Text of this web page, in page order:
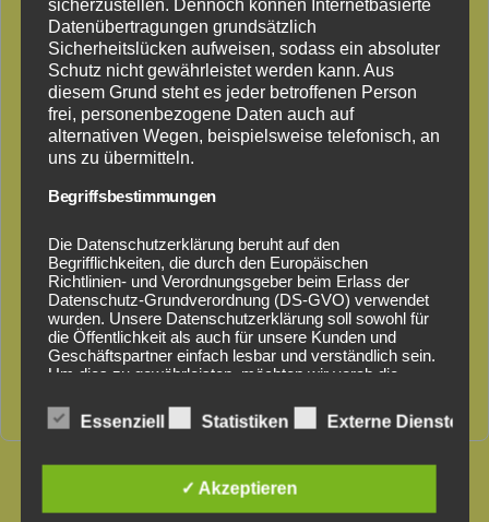
Baumabtragung nach Sturmschaden
noch mehr Referenzen.
sicherzustellen. Dennoch können Internetbasierte
Datenübertragungen grundsätzlich
Sicherheitslücken aufweisen, sodass ein absoluter
Schutz nicht gewährleistet werden kann. Aus
diesem Grund steht es jeder betroffenen Person
frei, personenbezogene Daten auch auf
alternativen Wegen, beispielsweise telefonisch, an
uns zu übermitteln.
Begriffsbestimmungen
Die Datenschutzerklärung beruht auf den
Begrifflichkeiten, die durch den Europäischen
Richtlinien- und Verordnungsgeber beim Erlass der
Datenschutz-Grundverordnung (DS-GVO) verwendet
wurden. Unsere Datenschutzerklärung soll sowohl für
die Öffentlichkeit als auch für unsere Kunden und
Geschäftspartner einfach lesbar und verständlich sein.
Um dies zu gewährleisten, möchten wir vorab die
Wir verwenden in dieser Datenschutzerklärung
Essenziell Statistiken Externe Dienste
✓ Akzeptieren